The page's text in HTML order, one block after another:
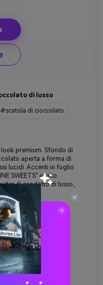
di lusso
#scatola di cioccolato
look premium. Sfondo di
aperta a forma di
lucidi. Accenti in foglio
SWEETS" in alto.
di prodotto di lusso,